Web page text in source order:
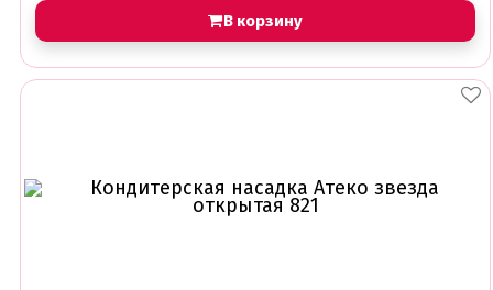
В корзину